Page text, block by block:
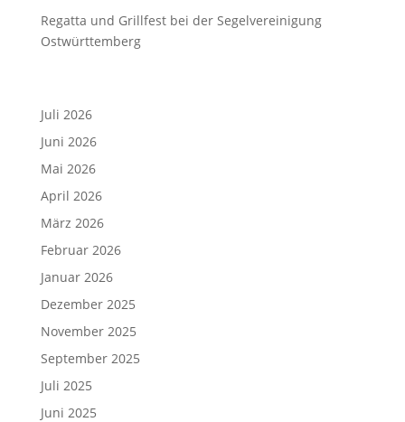
Regatta und Grillfest bei der Segelvereinigung
Ostwürttemberg
Juli 2026
Juni 2026
Mai 2026
April 2026
März 2026
Februar 2026
Januar 2026
Dezember 2025
November 2025
September 2025
Juli 2025
Juni 2025